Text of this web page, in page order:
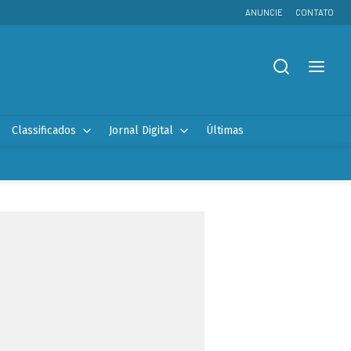
ANUNCIE CONTATO
Classificados Jornal Digital Últimas